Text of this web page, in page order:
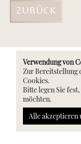
ZURÜCK
Jens
E-Mail:
Verwendung von
Zur Bereitstellung
Cookies.
Bitte legen Sie
möchten.
Alle akzeptieren